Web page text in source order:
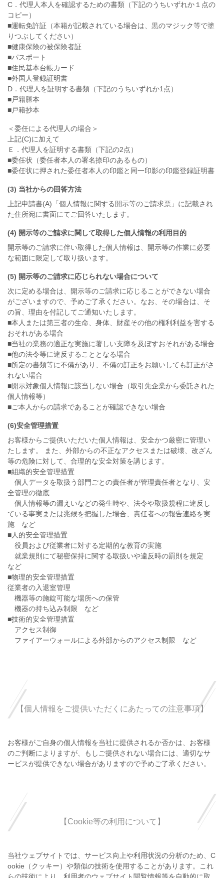
C．代理人本人を確認するための書類（下記のうちいずれか１点の
コピー）
■運転免許証（本籍が記載されている場合は、黒のマジック等で塗
りつぶしてください）
■健康保険の被保険者証
■パスポート
■住民基本台帳カード
■外国人登録証明書
D．代理人を証明する書類（下記のうちいずれか1点）
■戸籍謄本
■戸籍抄本
＜委任による代理人の場合＞
上記(C)に加えて
Ｅ．代理人を証明する書類（下記の2点）
■委任状（委任者本人の署名捺印のあるもの）
■委任状に押された委任者本人の印鑑と同一印影の印鑑登録証明書
(3) 当社からの回答方法
上記申請書(A)「個人情報に関する開示等のご請求票」に記載され
た住所宛に書面にてご回答いたします。
(4) 開示等のご請求に関して取得した個人情報の利用目的
開示等のご請求に伴い取得した個人情報は、開示等の作業に必要
な範囲に限定して取り扱います。
(5) 開示等のご請求に応じられない場合について
次に定める場合は、開示等のご請求に応じることができない場合
がございますので、予めご了承ください。なお、その場合は、そ
の旨、理由を付記してご通知いたします。
■本人または第三者の生命、身体、財産その他の権利利益を害する
おそれがある場合
■当社の業務の適正な実施に著しい支障を及ぼすおそれがある場合
■他の法令等に違反することとなる場合
■所定の書類等に不備があり、不備の訂正をお願いしても訂正がさ
れない場合
■開示対象個人情報に該当しない場合（取引先企業から委託された
個人情報等）
■ご本人からの請求であることが確認できない場合
(6)安全管理措置
お客様からご提供いただいた個人情報は、安全かつ厳密に管理い
たします。 また、外部からの不正なアクセスまたは破壊、改ざん
等の危険に対して、合理的な安全対策を講じます。
■組織的安全管理措置
個人データを取扱う部門ごとの責任者が管理責任者となり、安
全管理の徹底
個人情報等の漏えいなどの発生時や、法令や取扱規程に違反し
ている事実または兆候を把握した場合、責任者への報告連絡を実
施 など
■人的安全管理措置
役員および従業者に対する定期的な教育の実施
就業規則にて秘密保持に関する取扱いや違反時の罰則を規定
など
■物理的安全管理措置
従業者の入退室管理
機器等の施錠可能な場所への保管
機器の持ち込み制限 など
■技術的安全管理措置
アクセス制御
ファイアーウォールによる外部からのアクセス制限 など
【個人情報をご提供いただくにあたっての注意事項】
お客様がご自身の個人情報を当社に提供されるか否かは、お客様
のご判断によりますが、もしご提供されない場合には、適切なサ
ービスが提供できない場合がありますので予めご了承ください。
【Cookie等の利用について】
当社ウェブサイトでは、サービス向上や利用状況の分析のため、C
ookie（クッキー）や類似の技術を使用することがあります。これ